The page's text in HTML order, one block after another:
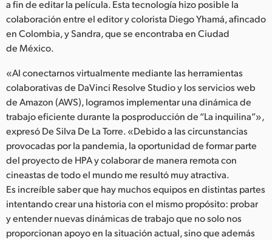
a fin de editar la película. Esta tecnología hizo posible la
colaboración entre el editor y colorista Diego Yhamá, afincado
en Colombia, y Sandra, que se encontraba en Ciudad
de México.
«Al conectarnos virtualmente mediante las herramientas
colaborativas de DaVinci Resolve Studio y los servicios web
de Amazon (AWS), logramos implementar una dinámica de
trabajo eficiente durante la posproducción de “La inquilina”»,
expresó De Silva De La Torre. «Debido a las circunstancias
provocadas por la pandemia, la oportunidad de formar parte
del proyecto de HPA y colaborar de manera remota con
cineastas de todo el mundo me resultó muy atractiva.
Es increíble saber que hay muchos equipos en distintas partes
intentando crear una historia con el mismo propósito: probar
y entender nuevas dinámicas de trabajo que no solo nos
proporcionan apoyo en la situación actual, sino que además